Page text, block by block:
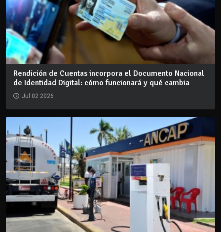
Rendición de Cuentas incorpora el Documento Nacional
de Identidad Digital: cómo funcionará y qué cambia
Jul 02 2026